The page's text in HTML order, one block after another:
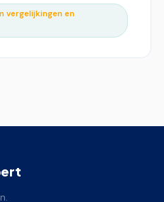
vergelijkingen en